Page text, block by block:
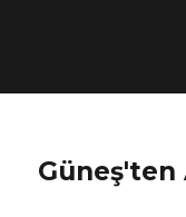
Güneş'ten